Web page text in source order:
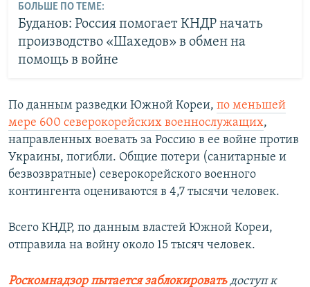
БОЛЬШЕ ПО ТЕМЕ:
Буданов: Россия помогает КНДР начать
производство «Шахедов» в обмен на
помощь в войне
По данным разведки Южной Кореи, по меньшей
мере 600 северокорейских военнослужащих,
направленных воевать за Россию в ее войне против
Украины, погибли. Общие потери (санитарные и
безвозвратные) северокорейского военного
контингента оцениваются в 4,7 тысячи человек.
Всего КНДР, по данным властей Южной Кореи,
отправила на войну около 15 тысяч человек.
Роскомнадзор пытается заблокироватьдоступ к